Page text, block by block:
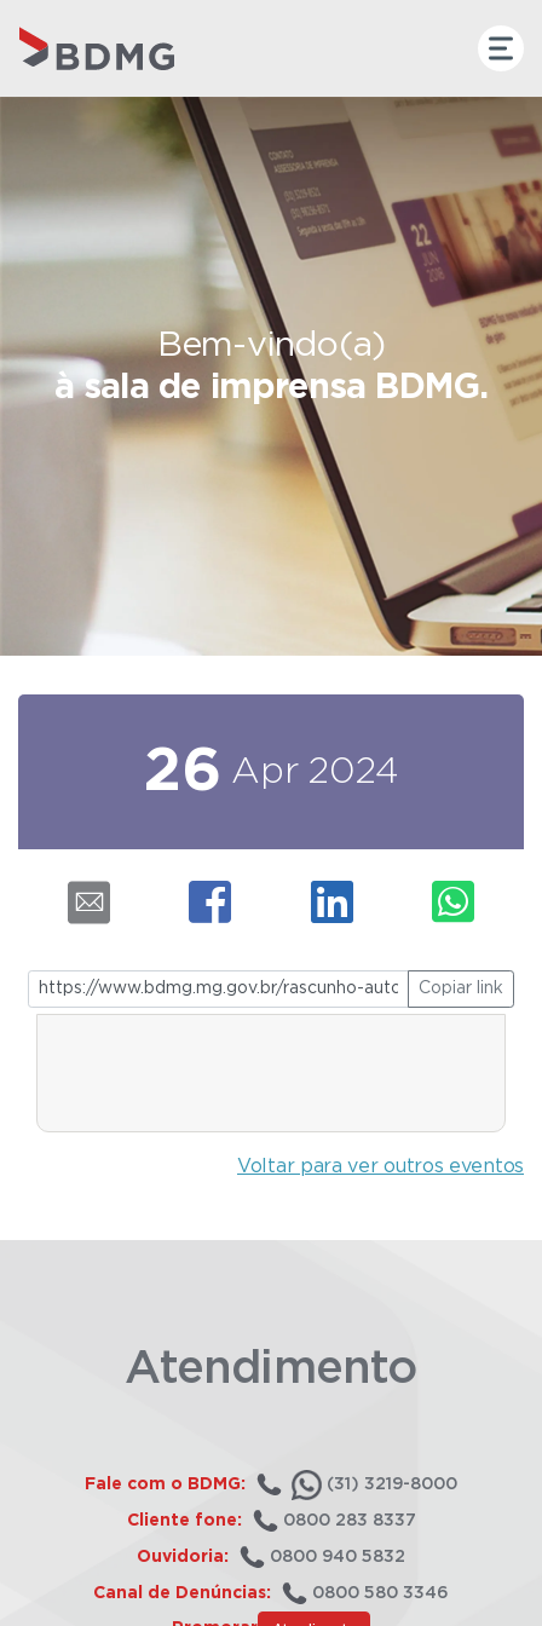
Bem-vindo(a)
à sala de imprensa BDMG.
26 Apr 2024
Copiar link
Voltar para ver outros eventos
Atendimento
Fale com o BDMG: (31) 3219-8000
Cliente fone: 0800 283 8337
Ouvidoria: 0800 940 5832
Canal de Denúncias: 0800 580 3346